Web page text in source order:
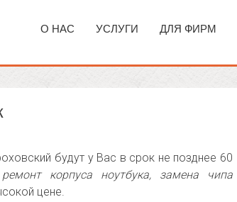
О НАС УСЛУГИ ДЛЯ ФИРМ
будут у Вас в срок не позднее 60
ремонт корпуса ноутбука, замена чипа
цене.